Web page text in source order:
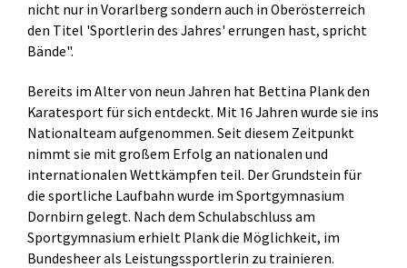
nicht nur in Vorarlberg sondern auch in Oberösterreich
den Titel 'Sportlerin des Jahres' errungen hast, spricht
Bände".
Bereits im Alter von neun Jahren hat Bettina Plank den
Karatesport für sich entdeckt. Mit 16 Jahren wurde sie ins
Nationalteam aufgenommen. Seit diesem Zeitpunkt
nimmt sie mit großem Erfolg an nationalen und
internationalen Wettkämpfen teil. Der Grundstein für
die sportliche Laufbahn wurde im Sportgymnasium
Dornbirn gelegt. Nach dem Schulabschluss am
Sportgymnasium erhielt Plank die Möglichkeit, im
Bundesheer als Leistungssportlerin zu trainieren.